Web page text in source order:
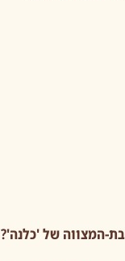
המצווה של 'כלנה'?